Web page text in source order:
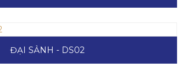
ĐẠI SẢNH - DS02